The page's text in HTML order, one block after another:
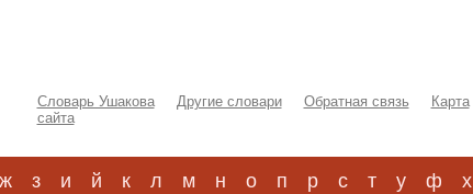
Словарь Ушакова Другие словари Обратная связь
Карта
сайта
ж з и й к л м н о п р с т у ф х